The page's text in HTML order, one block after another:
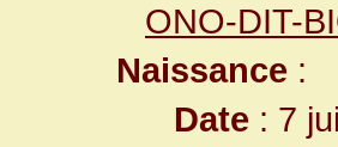
ONO-DIT-
Naissance :
Date : 7